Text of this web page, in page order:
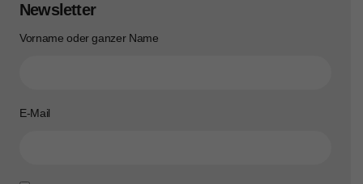
Newsletter
Vorname oder ganzer Name
E-Mail